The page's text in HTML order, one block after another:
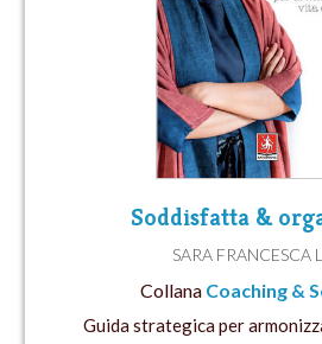
Soddisfatta &
SARA FRANCESCA
Collana Coaching &
Guida strategica per